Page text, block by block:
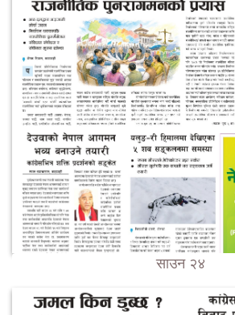
साउन २४